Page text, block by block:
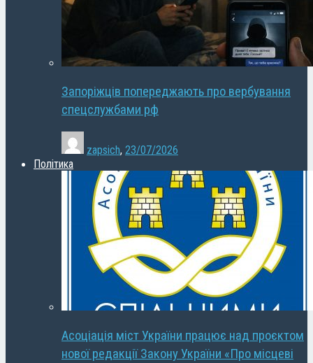
Запоріжців попереджають про вербування
спецслужбами рф
zapsich, 23/07/2026
Політика
Асоціація міст України працює над проєктом
нової редакції Закону України «Про місцеві